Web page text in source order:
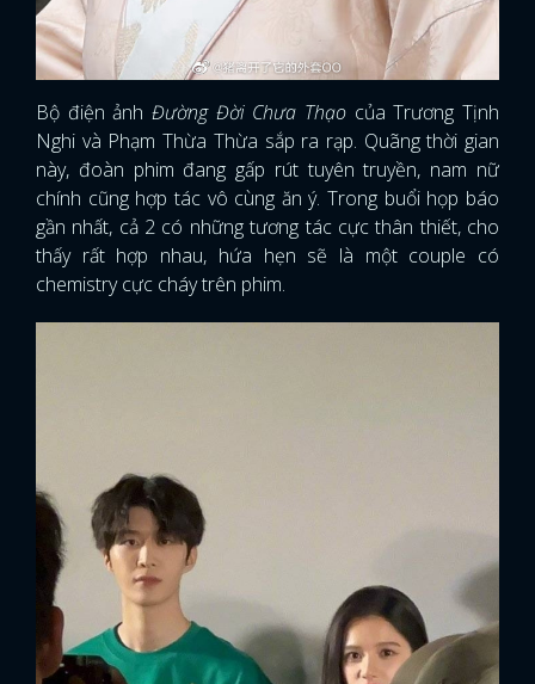
Bộ điện ảnh Đường Đời Chưa Thạo của Trương Tịnh
Nghi và Phạm Thừa Thừa sắp ra rạp. Quãng thời gian
này, đoàn phim đang gấp rút tuyên truyền, nam nữ
chính cũng hợp tác vô cùng ăn ý. Trong buổi họp báo
gần nhất, cả 2 có những tương tác cực thân thiết, cho
thấy rất hợp nhau, hứa hẹn sẽ là một couple có
chemistry cực cháy trên phim.